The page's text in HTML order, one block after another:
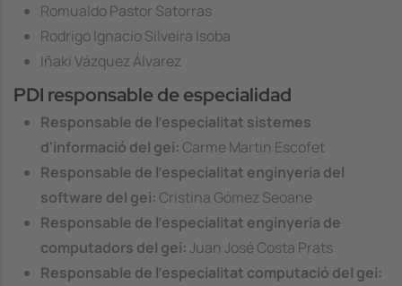
Romualdo Pastor Satorras
Rodrigo Ignacio Silveira Isoba
Iñaki Vázquez Álvarez
PDI responsable de especialidad
Responsable de l'especialitat sistemes
d'informació del gei: Carme Martin Escofet
Responsable de l'especialitat enginyeria del
software del gei: Cristina Gómez Seoane
Responsable de l'especialitat enginyeria de
computadors del gei:Juan José Costa Prats
Responsable de l'especialitat computació del gei: